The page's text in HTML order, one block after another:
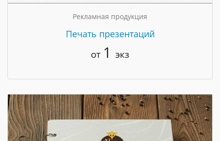
Рекламная продукция
Печать презентаций
от 1 экз